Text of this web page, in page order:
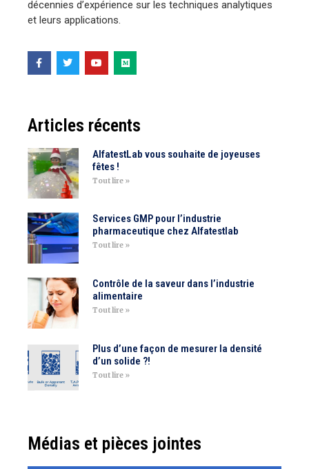
décennies d’expérience sur les techniques analytiques
et leurs applications.
Articles récents
AlfatestLab vous souhaite de joyeuses
fêtes !
Tout lire »
Services GMP pour l’industrie
pharmaceutique chez Alfatestlab
Tout lire »
Contrôle de la saveur dans l’industrie
alimentaire
Tout lire »
Plus d’une façon de mesurer la densité
d’un solide ?!
Tout lire »
Médias et pièces jointes